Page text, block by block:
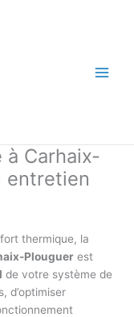
à Carhaix-
entretien
thermique, la
Plouguer est
de votre système de
d’optimiser